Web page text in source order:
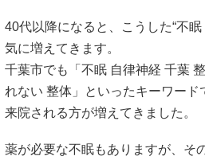
40代以降になると、こうした“不
気に増えてきます。
千葉市でも「不眠 自律神経 千葉
れない 整体」といったキーワード
来院される方が増えてきました。
薬が必要な不眠もありますが、そ